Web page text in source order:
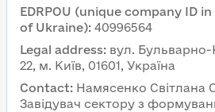
EDRPOU (unique company ID
of Ukraine): 40996564
Legal address: вул. Бульварно-
22, м. Київ, 01601, Україна
Contact: Намясенко Світлана
Завідувач сектору з